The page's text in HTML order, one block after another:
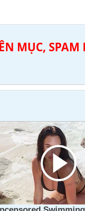
MỤC,